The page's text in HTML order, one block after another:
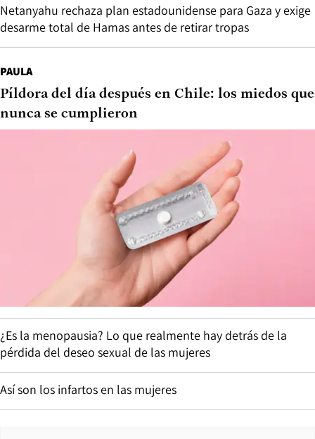
Netanyahu rechaza plan estadounidense para Gaza y exige
desarme total de Hamas antes de retirar tropas
PAULA
Píldora del día después en Chile: los miedos que
nunca se cumplieron
¿Es la menopausia? Lo que realmente hay detrás de la
pérdida del deseo sexual de las mujeres
Así son los infartos en las mujeres